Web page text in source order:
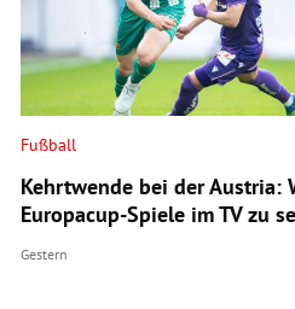
Fußball
Kehrtwende bei der Austria:
Europacup-Spiele im TV zu
Gestern